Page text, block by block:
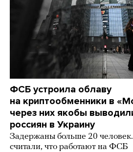
ФСБ устроила облаву
на криптообменники в
через них якобы
россиян в Украину
Задержаны больше 20
считали, что работают на ФСБ